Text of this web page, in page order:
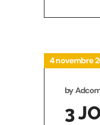
4 novembre
by
3